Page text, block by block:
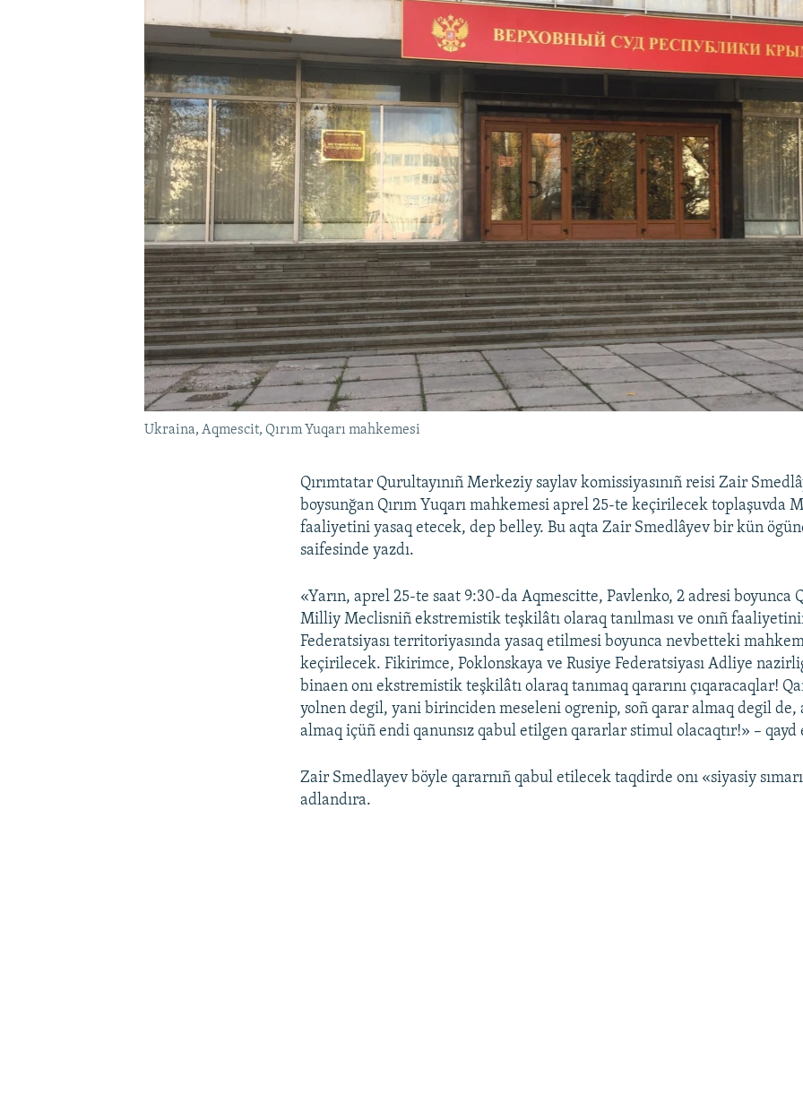
Ukraina, Aqmescit, Qırım Yuqarı mahkemesi
Qırımtatar Qurultayınıñ Merkeziy saylav komissiyasınıñ reisi Zair
boysunğan Qırım Yuqarı mahkemesi aprel 25-te keçirilecek toplaşuvda
faaliyetini yasaq etecek, dep belley. Bu aqta Zair Smedlâyev bir kün
saifesinde yazdı.
«Yarın, aprel 25-te saat 9:30-da Aqmescitte, Pavlenko, 2 adresi boyunca
Milliy Meclisniñ ekstremistik teşkilâtı olaraq tanılması ve onıñ
Federatsiyası territoriyasında yasaq etilmesi boyunca nevbetteki
keçirilecek. Fikirimce, Poklonskaya ve Rusiye Federatsiyası Adliye
binaen onı ekstremistik teşkilâtı olaraq tanımaq qararını çıqaracaqlar!
yolnen degil, yani birinciden meseleni ogrenip, soñ qarar almaq degil de,
almaq içüñ endi qanunsız qabul etilgen qararlar stimul olacaqtır!» – qayd
Zair Smedlayev böyle qararnıñ qabul etilecek taqdirde onı «siyasiy
adlandıra.